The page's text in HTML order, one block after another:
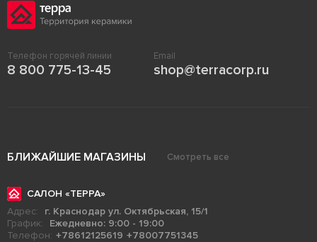
Телефон горячей линии
8 800 775-13-45
Email
shop@terracorp.ru
БЛИЖАЙШИЕ МАГАЗИНЫ Смотреть все
САЛОН «ТЕРРА»
Адрес:
г. Краснодар ул. Октябрьская, 15/1
График:
Ежедневно: 9:00 - 19:00
Телефон: +78612125619 +78007751345